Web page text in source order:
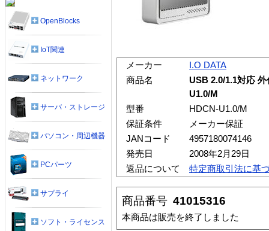
メーカー
I.O DATA
商品名
USB 2.0/1.1対応
U1.0/M
型番
HDCN-U1.0/M
保証条件
メーカー保証
JANコード
4957180074146
発売日
2008年2月29日
返品について
特定商取引法に基
商品番号 41015316
本商品は販売を終了しました
OpenBlocks
IoT関連
ネットワーク
サーバ・ストレージ
パソコン・周辺機器
PCパーツ
サプライ
ソフト・ライセンス